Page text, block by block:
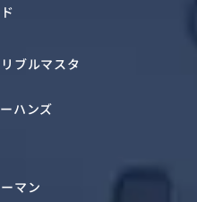
ブルマスタ
ハンズ
マン